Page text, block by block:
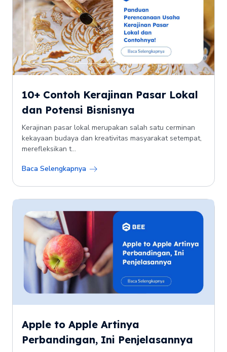
10+ Contoh Kerajinan Pasar Lokal
dan Potensi Bisnisnya
Kerajinan pasar lokal merupakan salah satu cerminan
kekayaan budaya dan kreativitas masyarakat setempat,
merefleksikan t...
Baca Selengkapnya
Apple to Apple Artinya
Perbandingan, Ini Penjelasannya